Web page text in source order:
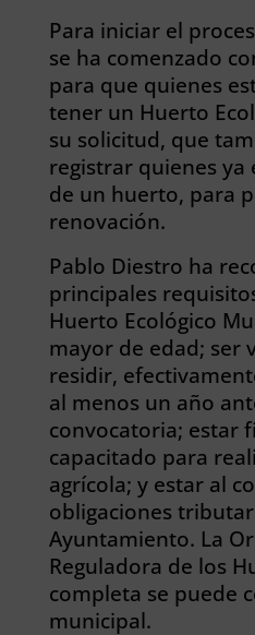
Para iniciar el
se ha comenzado
para que quienes
tener un Huerto
su solicitud, que
registrar quienes
de un huerto, para
renovación.
Pablo Diestro ha
principales
Huerto Ecológico
mayor de edad; ser
residir,
al menos un año
convocatoria; estar
capacitado para
agrícola; y estar al
obligaciones
Ayuntamiento. La
Reguladora de los
completa se puede
municipal.